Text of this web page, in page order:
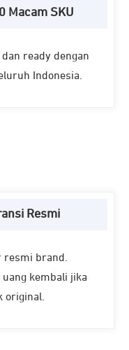
Macam SKU
ready dengan
Indonesia.
Resmi
resmi brand.
kembali jika
original.